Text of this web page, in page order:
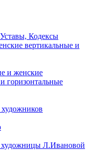
Кодексы
вертикальные и
и женские
горизонтальные
художницы Л.Ивановой